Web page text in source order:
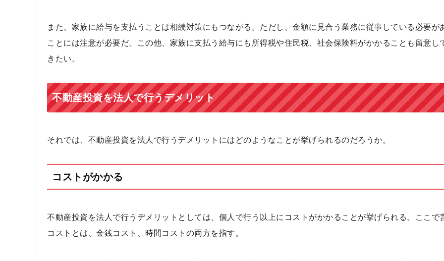
また、家族に給与を支払うことは相続対策にもつながる。ただし、金額に見合う業務に従事している必要が
ことには注意が必要だ。この他、家族に支払う給与にも所得税や住民税、社会保険料がかかることも留意し
きたい。
不動産投資を法人で行うデメリット
それでは、不動産投資を法人で行うデメリットにはどのようなことが挙げられるのだろうか。
コストがかかる
不動産投資を法人で行うデメリットとしては、個人で行う以上にコストがかかることが挙げられる。ここで
コストとは、金銭コスト、時間コストの両方を指す。